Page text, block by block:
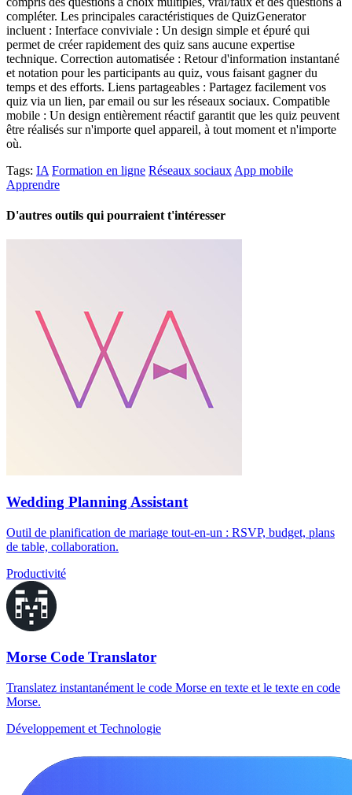
compléter. Les principales caractéristiques de QuizGenerator
incluent : Interface conviviale : Un design simple et épuré qui
permet de créer rapidement des quiz sans aucune expertise
technique. Correction automatisée : Retour d'information instantané
et notation pour les participants au quiz, vous faisant gagner du
temps et des efforts. Liens partageables : Partagez facilement vos
quiz via un lien, par email ou sur les réseaux sociaux. Compatible
mobile : Un design entièrement réactif garantit que les quiz peuvent
être réalisés sur n'importe quel appareil, à tout moment et n'importe
où.
Tags: IA Formation en ligne Réseaux sociaux App mobile
Apprendre
D'autres outils qui pourraient t'intéresser
Wedding Planning Assistant
Outil de planification de mariage tout-en-un : RSVP, budget, plans
de table, collaboration.
Productivité
Morse Code Translator
Translatez instantanément le code Morse en texte et le texte en code
Morse.
Développement et Technologie